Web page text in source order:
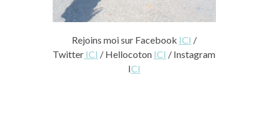
Rejoins moi sur Facebook ICI /
Twitter ICI / Hellocoton ICI / Instagram
ICI